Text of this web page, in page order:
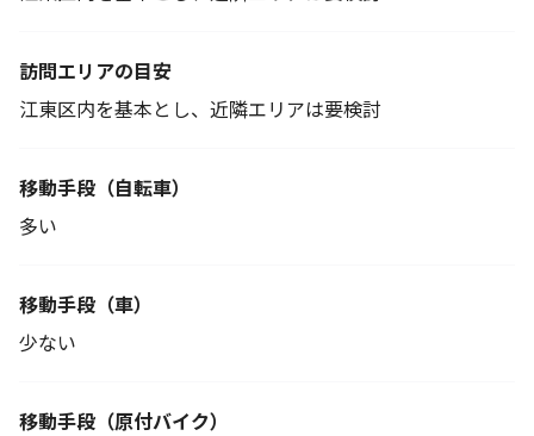
訪問エリアの目安
江東区内を基本とし、近隣エリアは要検討
移動手段 （自転車）
多い
移動手段（車）
少ない
移動手段 （原付バイク）